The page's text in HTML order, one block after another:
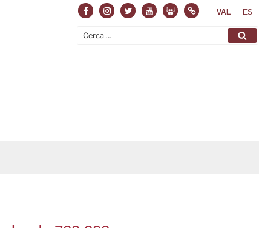
FacebookInstagram
TwitterYoutubeSlideshare
NormasVAL ES
Cerca: